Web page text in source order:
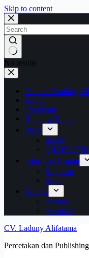
Skip to content
No results
Penerbit Laduny
About
Checkout
Hubungi Kami
Buku
ISBN
QRSBN/
Informasi Umum
Kegiatan
Blog
Kontak
Admin 1
Admin 2
CV. Laduny Alifatama
Percetakan dan